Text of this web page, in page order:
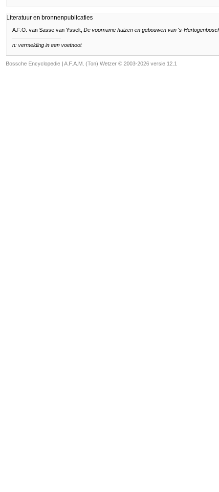
Literatuur en bronnenpublicaties
A.F.O. van Sasse van Ysselt, De voorname huizen en gebouwen van 's-
n: vermelding in een voetnoot
Bossche Encyclopedie | A.F.A.M. (Ton) Wetzer © 2003-2026 versie 12.1